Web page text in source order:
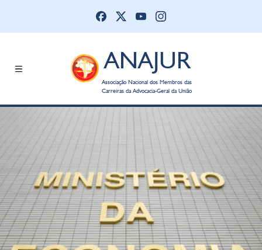
ANAJUR
Associação Nacional dos Membros das
Carreiras da Advocacia-Geral da União